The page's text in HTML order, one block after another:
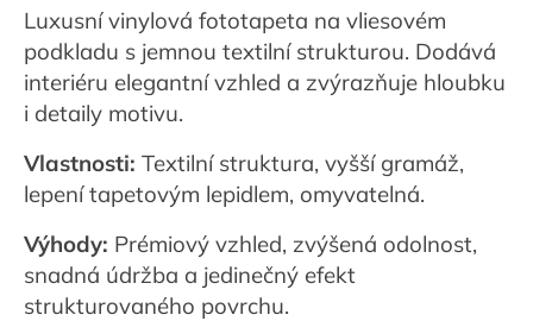
Luxusní vinylová fototapeta na vliesovém
podkladu s jemnou textilní strukturou. Dodává
interiéru elegantní vzhled a zvýrazňuje hloubku
i detaily motivu.
Vlastnosti: Textilní struktura, vyšší gramáž,
lepení tapetovým lepidlem, omyvatelná.
Výhody: Prémiový vzhled, zvýšená odolnost,
snadná údržba a jedinečný efekt
strukturovaného povrchu.